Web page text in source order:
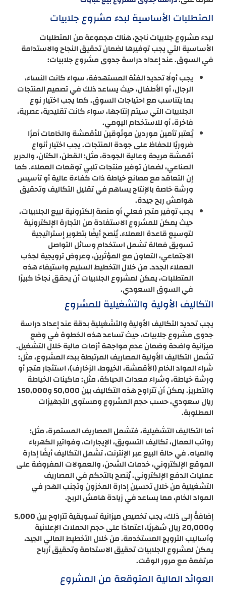
المتطلبات الأساسية لبدء مشروع جلابيات
لبدء مشروع جلابيات ناجح، هناك مجموعة من المتطلبات
الأساسية التي يجب توفيرها لضمان تحقيق النجاح والاستدامة
في السوق. عند إعداد دراسة جدوى مشروع جلابيات:
يجب أولًا تحديد الفئة المستهدفة، سواء كانت النساء،
الرجال، أو الأطفال، حيث يساعد ذلك في تصميم المنتجات
بما يتناسب مع احتياجات السوق. كما يجب اختيار نوع
الجلابيات التي سيتم إنتاجها، سواء كانت تقليدية، عصرية،
فاخرة، أو للاستخدام اليومي.
يُعتبر تأمين موردين موثوقين للأقمشة والخامات أمرًا
ضروريًا للحفاظ على جودة المنتجات. يجب اختيار أنواع
أقمشة مريحة وعالية الجودة، مثل: القطن، الكتان، والحرير
الصناعي، لضمان توفير منتجات تلبي توقعات العملاء. كما
إن التعاقد مع مصانع خياطة ذات كفاءة عالية أو تأسيس
ورشة خاصة بالإنتاج يساهم في تقليل التكاليف وتحقيق
هوامش ربح جيدة.
يجب توفير متجر فعلي أو منصة إلكترونية لبيع الجلابيات،
حيث يمكن للمشروع الاستفادة من التجارة الإلكترونية
لتوسيع قاعدة العملاء. يُنصح أيضًا بتطوير إستراتيجية
تسويق فعالة تشمل استخدام وسائل التواصل
الاجتماعي، التعاون مع المؤثرين، وعروض ترويجية لجذب
العملاء الجدد. من خلال التخطيط السليم واستيفاء هذه
المتطلبات، يمكن لمشروع الجلابيات أن يحقق نجاحًا كبيرًا
في السوق السعودي.
التكاليف الأولية والتشغيلية للمشروع
يجب تحديد التكاليف الأولية والتشغيلية بدقة عند إعداد دراسة
جدوى مشروع جلابيات، حيث تساعد هذه الخطوة في وضع
ميزانية واضحة وضمان عدم مواجهة أزمات مالية خلال التشغيل.
تشمل التكاليف الأولية المصاريف المرتبطة ببدء المشروع، مثل:
شراء المواد الخام (الأقمشة، الخيوط، الزخارف)، استئجار متجر أو
ورشة خياطة، وشراء معدات الحياكة، مثل: ماكينات الخياطة
والتطريز. يمكن أن تتراوح هذه التكاليف بين 50,000 و150,000
ريال سعودي، حسب حجم المشروع ومستوى التجهيزات
المطلوبة.
أما التكاليف التشغيلية، فتشمل المصاريف المستمرة، مثل:
رواتب العمال، تكاليف التسويق، الإيجارات، وفواتير الكهرباء
والمياه. في حالة البيع عبر الإنترنت، تشمل التكاليف أيضًا إدارة
الموقع الإلكتروني، خدمات الشحن، والعمولات المفروضة على
عمليات الدفع الإلكتروني. يُنصح بالتحكم في المصاريف
التشغيلية من خلال تحسين إدارة المخزون وتجنب الهدر في
المواد الخام، مما يساعد في زيادة هامش الربح.
إضافةً إلى ذلك، يجب تخصيص ميزانية تسويقية تتراوح بين 5,000
و20,000 ريال شهريًا، اعتمادًا على حجم الحملات الإعلانية
وأساليب الترويج المستخدمة. من خلال التخطيط المالي الجيد،
يمكن لمشروع الجلابيات تحقيق الاستدامة وتحقيق أرباح
مرتفعة مع مرور الوقت.
العوائد المالية المتوقعة من المشروع